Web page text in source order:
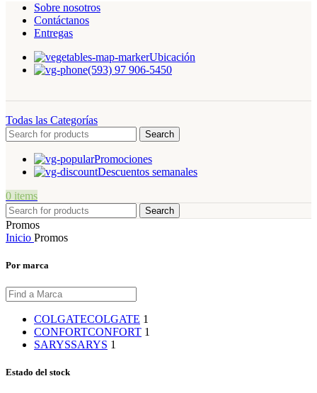
Sobre nosotros
Contáctanos
Entregas
Ubicación
(593) 97 906-5450
Todas las Categorías
Search
Promociones
Descuentos semanales
0 items
Search
Promos
Inicio Promos
Por marca
COLGATECOLGATE 1
CONFORTCONFORT 1
SARYSSARYS 1
Estado del stock